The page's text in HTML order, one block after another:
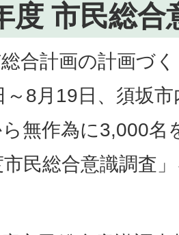
度 市民総合
合計画の計画づ
～8月19日、須坂
無作為に3,000名
市民総合意識調査